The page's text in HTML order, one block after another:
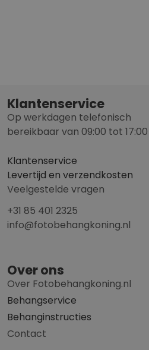
Klantenservice
Op werkdagen telefonisch
bereikbaar van 09:00 tot 17:00
Klantenservice
Levertijd en verzendkosten
Veelgestelde vragen
+31 85 401 2325
info@fotobehangkoning.nl
Over ons
Over Fotobehangkoning.nl
Behangservice
Behanginstructies
Contact